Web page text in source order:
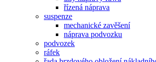
řízená náprava
suspenze
mechanické zavěšení
náprava podvozku
podvozek
ráfek